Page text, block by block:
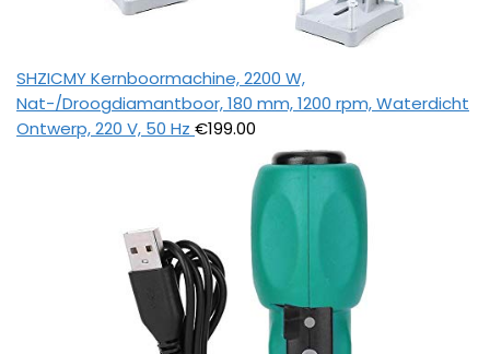
SHZICMY Kernboormachine, 2200 W,
Nat-/Droogdiamantboor, 180 mm, 1200 rpm, Waterdicht
Ontwerp, 220 V, 50 Hz €199.00